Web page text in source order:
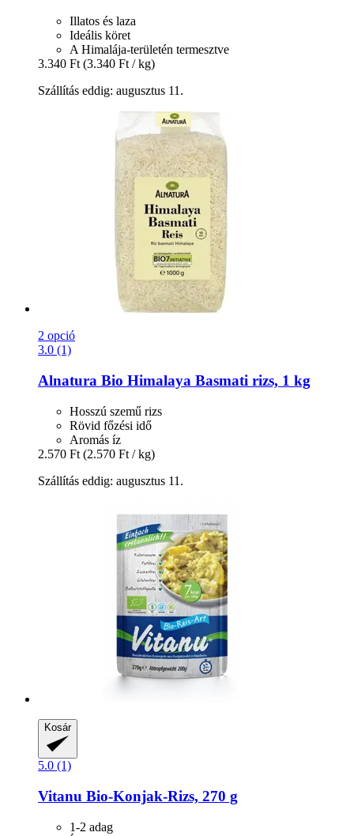
Illatos és laza
Ideális köret
A Himalája-területén termesztve
3.340 Ft (3.340 Ft / kg)
Szállítás eddig: augusztus 11.
2 opció
3.0 (1)
Alnatura Bio Himalaya Basmati rizs, 1 kg
Hosszú szemű rizs
Rövid főzési idő
Aromás íz
2.570 Ft (2.570 Ft / kg)
Szállítás eddig: augusztus 11.
Kosár
5.0 (1)
Vitanu Bio-​Konjak-​Rizs, 270 g
1-2 adag